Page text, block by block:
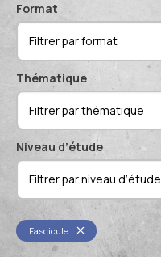
Format
Filtrer par format
Thématique
Filtrer par thématique
Niveau d’étude
Filtrer par niveau d’étude
Fascicule